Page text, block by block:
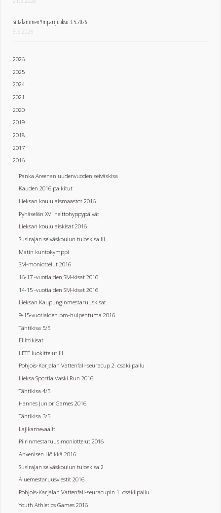
Sittalammen Ympärijuoksu 3.5.2026
3.5.2026
2026
2025
2024
2021
2020
2019
2018
2017
2016
Panka Areenan uudenvuoden seiväskisa
Kauden 2016 palkitut
Lieksan koululaismaastot 2016
Pyhäselän XVI heittohyppypäivät
Lieksan koululaiskisat 2016
Susirajan seiväskoulun tuloskisa III
Matin kuntokymppi
SM-moniottelut 2016
16-17 -vuotiaiden SM-kisat 2016
14-15 -vuotiaiden SM-kisat 2016
Lieksan Kaupunginmestaruuskisat
9-15-vuotiaiden pm-huipentuma 2016
Tähtikisa 5/5
Eliittikisat
LETE luokittelut III
Pohjois-Karjalan Vattenfall-seuracup 2. osakilpailu
Lieksa Sportia Vaski Run 2016
Tähtikisa 4/5
Hannes Junior Games 2016
Tähtikisa 3/5
Lajikarnevaalit
Piirinmestaruus moniottelut 2016
Ahvenisen Hölkkä 2016
Susirajan seiväskoulun tuloskisa 2
Aluemestaruusviestit 2016
Pohjois-Karjalan Vattenfall-seuracupin 1. osakilpailu
Youth Athletics Games 2016